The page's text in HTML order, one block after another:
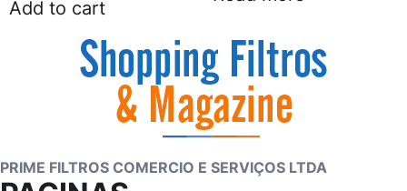
Add to cart
PRIME FILTROS COMERCIO E SERVIÇOS LTDA